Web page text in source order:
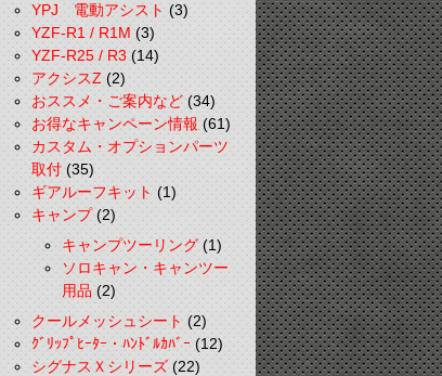
YPJ 電動アシスト(3)
YZF-R1 / R1M(3)
YZF-R25 / R3(14)
アクシスZ(2)
おススメ・ご案内など(34)
お得なキャンペーン情報(61)
カスタム・オプションパーツ
取付(35)
ギアルーフキット(1)
キャンプ(2)
キャンプツーリング(1)
ソロキャン・キャンツー
用品(2)
クールメッシュシート(2)
ｸﾞﾘｯﾌﾟﾋｰﾀｰ・ﾊﾝﾄﾞﾙｶﾊﾞｰ(12)
シグナスＸシリーズ(22)